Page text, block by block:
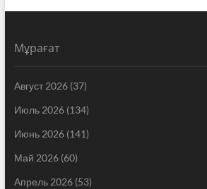
Мұрағат
Август 2026(37)
Июль 2026(134)
Июнь 2026(141)
Май 2026(60)
Апрель 2026(53)